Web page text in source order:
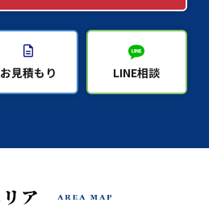
お見積もり LINE相談